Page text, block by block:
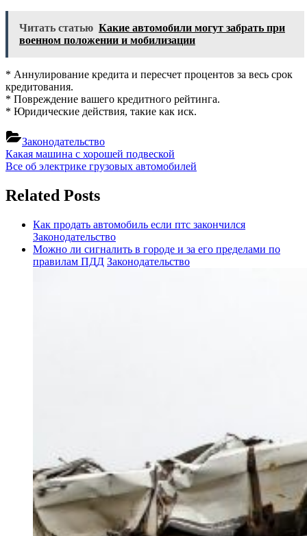
Читать статью Какие автомобили могут забрать при
военном положении и мобилизации
* Аннулирование кредита и пересчет процентов за весь срок
кредитования.
* Повреждение вашего кредитного рейтинга.
* Юридические действия, такие как иск.
Законодательство
Навигация
по
записям
Previous
Post:
Какая машина с хорошей подвеской
Next
Все об электрике грузовых автомобилей
Related Posts
Как продать автомобиль если птс закончился
Законодательство
Можно ли сигналить в городе и за его пределами по
правилам ПДД Законодательство